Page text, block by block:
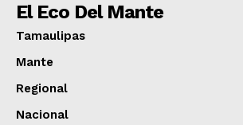
El Eco Del Mante
Tamaulipas
Mante
Regional
Nacional